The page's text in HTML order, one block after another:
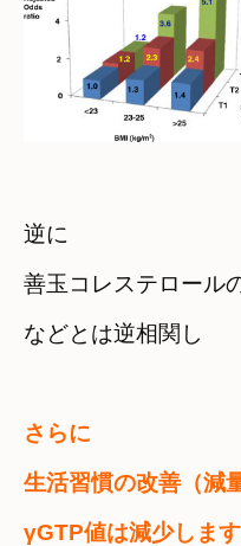
逆に
善玉コレステロール
などとは逆相関し
さらに
生活習慣の改善（減
γGTP値は減少します